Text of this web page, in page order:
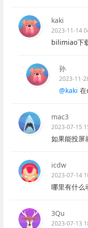
kaki
2023-11-14
bilimiao下
孙
2023-11-
@kaki
mac3
2023-07-15
如果能投屏
icdw
2023-07-14
哪里有什么
3Qu
2023-07-13